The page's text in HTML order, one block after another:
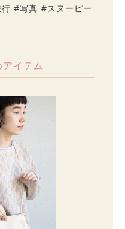
#写真 #スヌーピー
イテム